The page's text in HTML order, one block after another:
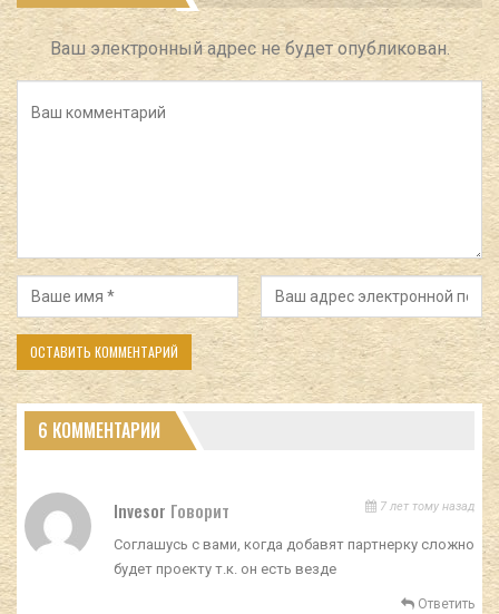
Ваш электронный адрес не будет опубликован.
6 КОММЕНТАРИИ
Invesor Говорит 7 лет тому назад
Соглашусь с вами, когда добавят партнерку сложно
будет проекту т.к. он есть везде
Ответить